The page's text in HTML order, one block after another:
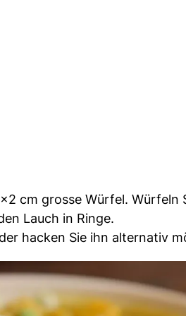
cm grosse Würfel. Würfeln
Lauch in Ringe.
hacken Sie ihn alternativ